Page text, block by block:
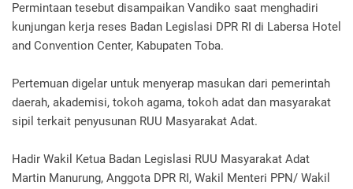
Permintaan tesebut disampaikan Vandiko saat menghadiri
kunjungan kerja reses Badan Legislasi DPR RI di Labersa Hotel
and Convention Center, Kabupaten Toba.
Pertemuan digelar untuk menyerap masukan dari pemerintah
daerah, akademisi, tokoh agama, tokoh adat dan masyarakat
sipil terkait penyusunan RUU Masyarakat Adat.
Hadir Wakil Ketua Badan Legislasi RUU Masyarakat Adat
Martin Manurung, Anggota DPR RI, Wakil Menteri PPN/ Wakil